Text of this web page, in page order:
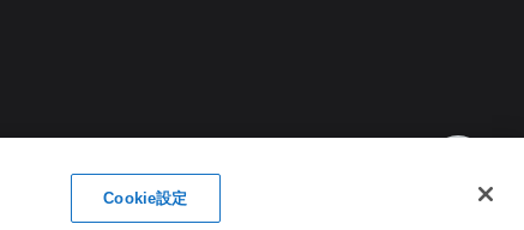
Cookie設定